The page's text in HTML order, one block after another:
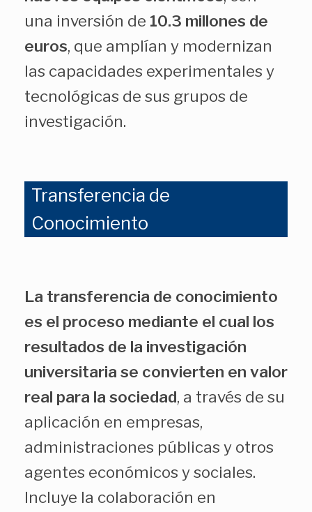
una inversión de 10.3 millones de
euros, que amplían y modernizan
las capacidades experimentales y
tecnológicas de sus grupos de
investigación.
Transferencia de
Conocimiento
La transferencia de conocimiento
es el proceso mediante el cual los
resultados de la investigación
universitaria se convierten en valor
real para la sociedad, a través de su
aplicación en empresas,
administraciones públicas y otros
agentes económicos y sociales.
Incluye la colaboración en